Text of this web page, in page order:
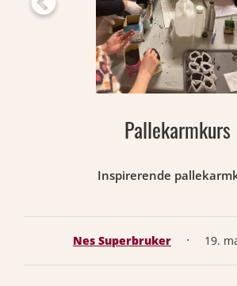
Pallekarmkurs
Inspirerende
Nes Superbruker · 19.